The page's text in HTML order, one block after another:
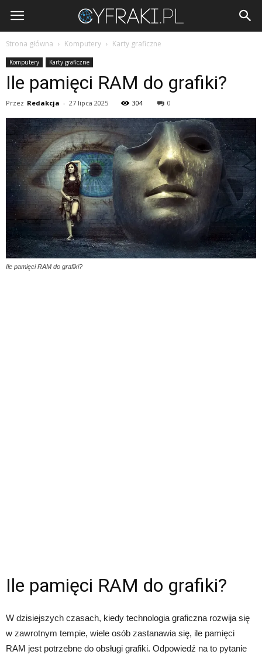
Cyfraki.pl
Strona główna Komputery Karty graficzne
Komputery Karty graficzne
Ile pamięci RAM do grafiki?
Przez Redakcja - 27 lipca 2025 304 0
Ile pamięci RAM do grafiki?
Ile pamięci RAM do grafiki?
W dzisiejszych czasach, kiedy technologia graficzna rozwija się
w zawrotnym tempie, wiele osób zastanawia się, ile pamięci
RAM jest potrzebne do obsługi grafiki. Odpowiedź na to pytanie